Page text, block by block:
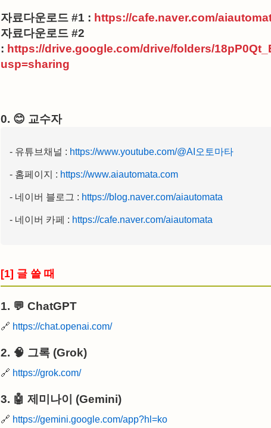
자료다운로드 #1 : https://cafe.naver.com/
자료다운로드 #2
: https://drive.google.com/drive/folders/
usp=sharing
0. 😊 교수자
- 유튜브채널 : https://www.youtube.com/@AI오토마타
- 홈페이지 : https://www.aiautomata.com
- 네이버 블로그 : https://blog.naver.com/aiautomata
- 네이버 카페 : https://cafe.naver.com/aiautomata
[1] 글 쓸 때
1. 💬 ChatGPT
🔗 https://chat.openai.com/
2. 🧠 그록 (Grok)
🔗 https://grok.com/
3. 🤖 제미나이 (Gemini)
🔗 https://gemini.google.com/app?hl=ko